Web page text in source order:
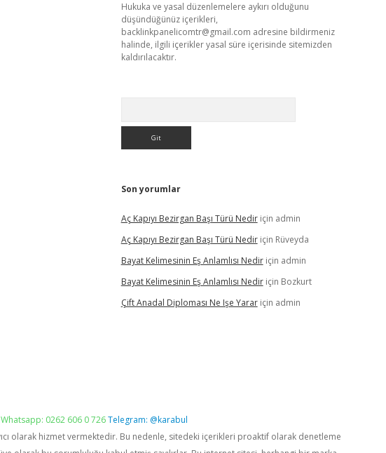
Hukuka ve yasal düzenlemelere aykırı olduğunu
düşündüğünüz içerikleri,
backlinkpanelicomtr@gmail.com adresine bildirmeniz
halinde, ilgili içerikler yasal süre içerisinde sitemizden
kaldırılacaktır.
Son yorumlar
Aç Kapıyı Bezirgan Başı Türü Nediriçin admin
Aç Kapıyı Bezirgan Başı Türü Nediriçin Rüveyda
Bayat Kelimesinin Eş Anlamlısı Nediriçin admin
Bayat Kelimesinin Eş Anlamlısı Nediriçin Bozkurt
Çift Anadal Diploması Ne Işe Yarariçin admin
Whatsapp: 0262 606 0 726Telegram: @karabul
olarak hizmet vermektedir. Bu nedenle, sitedeki içerikleri proaktif olarak denetleme